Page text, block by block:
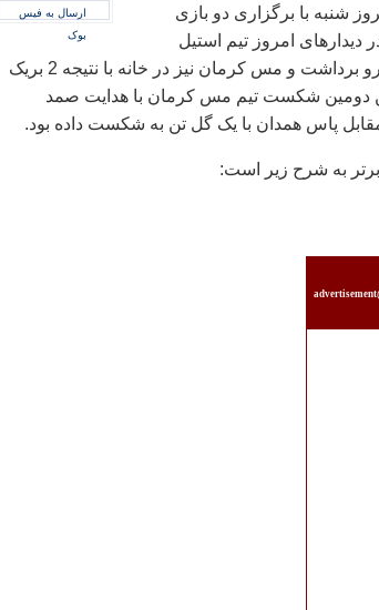
ارسال به فیس
بوک
کشور از ساعت 17:30 امروز شنبه با برگزاری دو بازی
امروز تیم استیل
آذین با سه گل پاس همدان را از پیش رو برداشت و مس کرمان نیز در خانه با نتیجه 2 بریک
دومین شکست تیم مس کرمان با هدایت صمد
پاس همدان با یک گل تن به شکست داده بود.
برتر به شرح زیر است: